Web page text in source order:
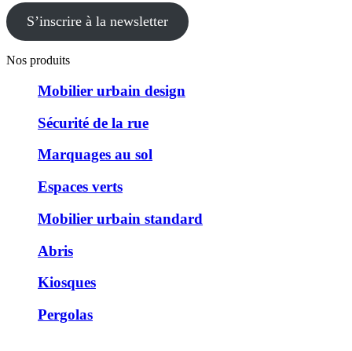
S’inscrire à la newsletter
Nos produits
Mobilier urbain design
Sécurité de la rue
Marquages au sol
Espaces verts
Mobilier urbain standard
Abris
Kiosques
Pergolas